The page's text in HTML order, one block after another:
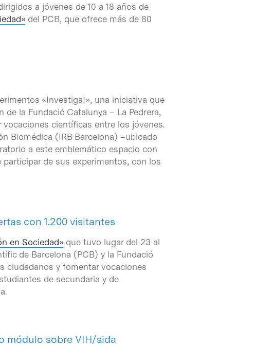
a jóvenes de 10 a 18 años de
del PCB, que ofrece más de 80
«Investiga!», una iniciativa que
la Fundació Catalunya – La Pedrera,
científicas entre los jóvenes.
Biomédica (IRB Barcelona) –ubicado
a este emblemático espacio con
de sus experimentos, con los
con 1.200 visitantes
en Sociedad»que tuvo lugar del 23 al
de Barcelona (PCB) y la Fundació
ciudadanos y fomentar vocaciones
de secundaria y de
módulo sobre VIH/sida